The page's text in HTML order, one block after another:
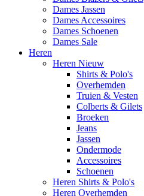
Dames Jassen
Dames Accessoires
Dames Schoenen
Dames Sale
Heren
Heren Nieuw
Shirts & Polo's
Overhemden
Truien & Vesten
Colberts & Gilets
Broeken
Jeans
Jassen
Ondermode
Accessoires
Schoenen
Heren Shirts & Polo's
Heren Overhemden